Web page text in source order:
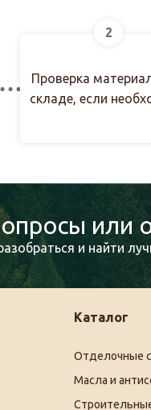
2
Проверка
складе, если
или
и найти
Каталог
Отделочные
Масла и